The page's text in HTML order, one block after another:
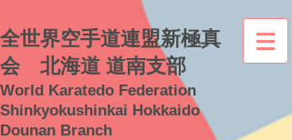
全世界空手道連盟新極真
会 北海道 道南支部
World Karatedo Federation
Shinkyokushinkai Hokkaido
Dounan Branch